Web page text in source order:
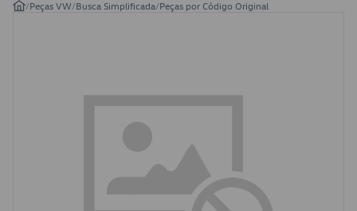
/Peças VW/Busca Simplificada/Peças por Código Original